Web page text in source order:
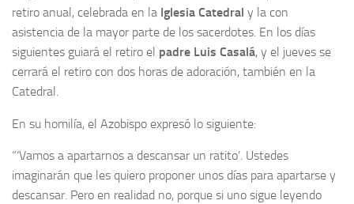
retiro anual, celebrada en la Iglesia Catedral y la con
asistencia de la mayor parte de los sacerdotes. En los días
siguientes guiará el retiro el padre Luis Casalá, y el jueves se
cerrará el retiro con dos horas de adoración, también en la
Catedral.
En su homilía, el Azobispo expresó lo siguiente:
“‘Vamos a apartarnos a descansar un ratito’. Ustedes
imaginarán que les quiero proponer unos días para apartarse y
descansar. Pero en realidad no, porque si uno sigue leyendo